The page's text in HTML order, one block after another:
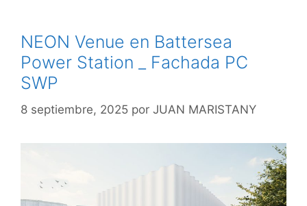
NEON Venue en Battersea
Power Station _ Fachada PC
SWP
8 septiembre, 2025 por JUAN MARISTANY